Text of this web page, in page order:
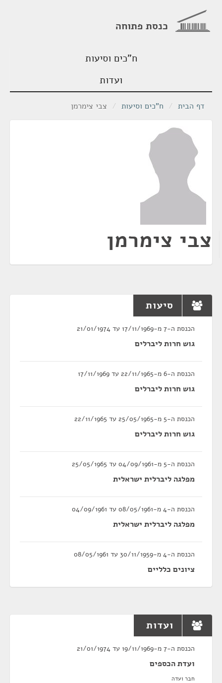
כנסת פתוחה
ח"כים וסיעות
ועדות
דף הבית / ח"כים וסיעות / צבי צימרמן
צבי צימרמן
סיעות
הכנסת ה-7 מ-17/11/1969 עד 21/01/1974
גוש חרות ליברלים
הכנסת ה-6 מ-22/11/1965 עד 17/11/1969
גוש חרות ליברלים
הכנסת ה-5 מ-25/05/1965 עד 22/11/1965
גוש חרות ליברלים
הכנסת ה-5 מ-04/09/1961 עד 25/05/1965
מפלגה ליברלית ישראלית
הכנסת ה-4 מ-08/05/1961 עד 04/09/1961
מפלגה ליברלית ישראלית
הכנסת ה-4 מ-30/11/1959 עד 08/05/1961
ציונים כלליים
ועדות
הכנסת ה-7 מ-19/11/1969 עד 21/01/1974
ועדת הכספים
חבר ועדה